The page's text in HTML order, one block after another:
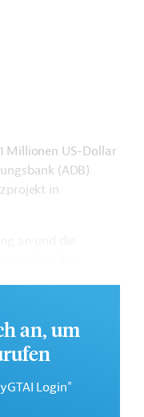
Millionen US-Dollar
(ADB)
in
gefördert und
und im
bereitsteht.
an, um
Login"